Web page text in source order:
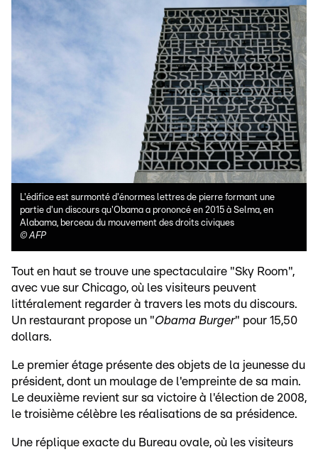
L'édifice est surmonté d'énormes lettres de pierre formant une
partie d'un discours qu'Obama a prononcé en 2015 à Selma, en
Alabama, berceau du mouvement des droits civiques
©AFP
Tout en haut se trouve une spectaculaire "Sky Room",
avec vue sur Chicago, où les visiteurs peuvent
littéralement regarder à travers les mots du discours.
Un restaurant propose un "Obama Burger" pour 15,50
dollars.
Le premier étage présente des objets de la jeunesse du
président, dont un moulage de l'empreinte de sa main.
Le deuxième revient sur sa victoire à l'élection de 2008,
le troisième célèbre les réalisations de sa présidence.
Une réplique exacte du Bureau ovale, où les visiteurs